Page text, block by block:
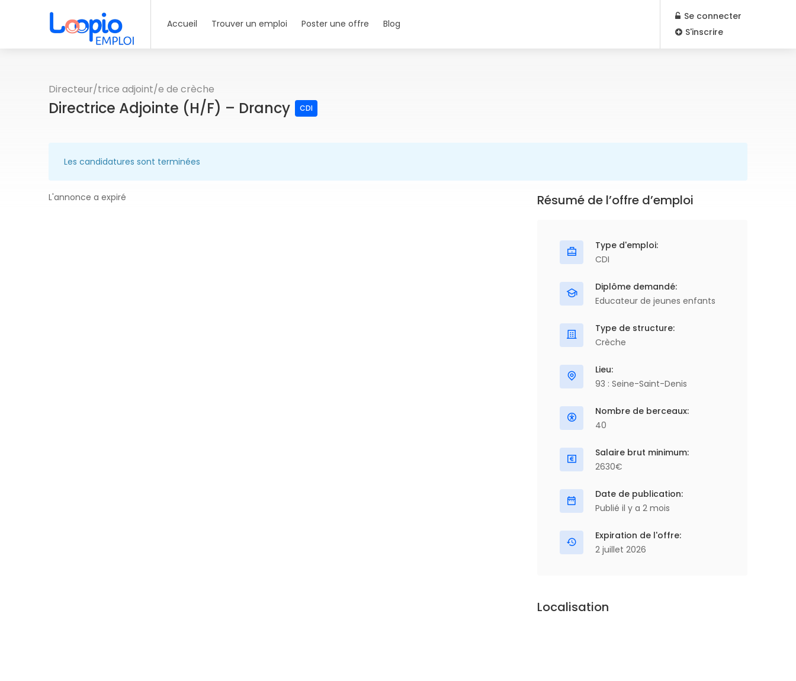
Accueil Trouver un emploi Poster une offre Blog
Se connecter
S'inscrire
Directeur/trice adjoint/e de crèche
Directrice Adjointe (H/F) – Drancy CDI
Les candidatures sont terminées
L'annonce a expiré Résumé de l’offre d’emploi
Type d'emploi:
CDI
Diplôme demandé:
Educateur de jeunes enfants
Type de structure:
Crèche
Lieu:
93 : Seine-Saint-Denis
Nombre de berceaux:
40
Salaire brut minimum:
2630€
Date de publication:
Publié il y a 2 mois
Expiration de l'offre:
2 juillet 2026
Localisation